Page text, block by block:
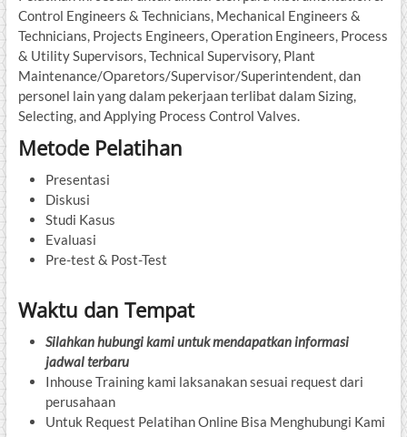
Control Engineers & Technicians, Mechanical Engineers &
Technicians, Projects Engineers, Operation Engineers, Process
& Utility Supervisors, Technical Supervisory, Plant
Maintenance/Oparetors/Supervisor/Superintendent, dan
personel lain yang dalam pekerjaan terlibat dalam Sizing,
Selecting, and Applying Process Control Valves.
Metode Pelatihan
Presentasi
Diskusi
Studi Kasus
Evaluasi
Pre-test & Post-Test
Waktu dan Tempat
Silahkan hubungi kami untuk mendapatkan informasi
jadwal terbaru
Inhouse Training kami laksanakan sesuai request dari
perusahaan
Untuk Request Pelatihan Online Bisa Menghubungi Kami